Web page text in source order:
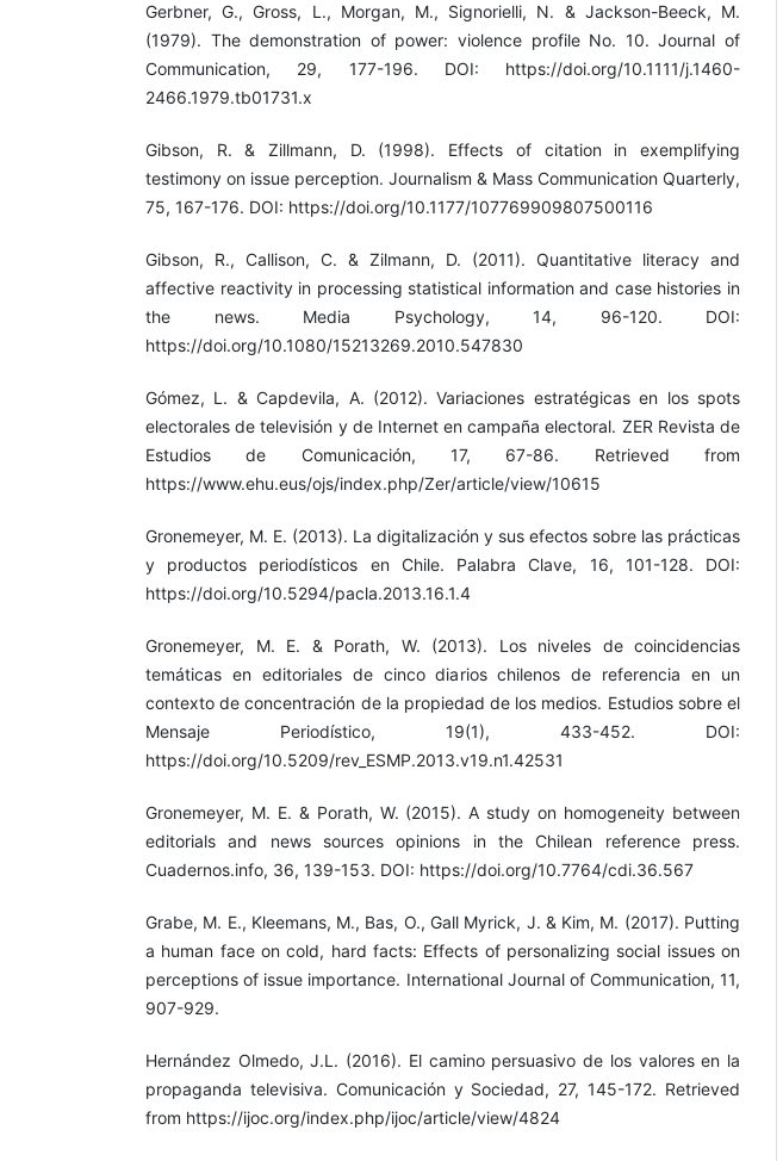
Gerbner, G., Gross, L., Morgan, M., Signorielli, N. & Jackson-Beeck, M.
(1979). The demonstration of power: violence profile No. 10. Journal of
Communication, 29, 177-196. DOI: https://doi.org/10.1111/j.1460-
2466.1979.tb01731.x
Gibson, R. & Zillmann, D. (1998). Effects of citation in exemplifying
testimony on issue perception. Journalism & Mass Communication Quarterly,
75, 167-176. DOI: https://doi.org/10.1177/107769909807500116
Gibson, R., Callison, C. & Zilmann, D. (2011). Quantitative literacy and
affective reactivity in processing statistical information and case histories in
the news. Media Psychology, 14, 96-120. DOI:
https://doi.org/10.1080/15213269.2010.547830
Gómez, L. & Capdevila, A. (2012). Variaciones estratégicas en los spots
electorales de televisión y de Internet en campaña electoral. ZER Revista de
Estudios de Comunicación, 17, 67-86. Retrieved from
https://www.ehu.eus/ojs/index.php/Zer/article/view/10615
Gronemeyer, M. E. (2013). La digitalización y sus efectos sobre las prácticas
y productos periodísticos en Chile. Palabra Clave, 16, 101-128. DOI:
https://doi.org/10.5294/pacla.2013.16.1.4
Gronemeyer, M. E. & Porath, W. (2013). Los niveles de coincidencias
temáticas en editoriales de cinco diarios chilenos de referencia en un
contexto de concentración de la propiedad de los medios. Estudios sobre el
Mensaje Periodístico, 19(1), 433-452. DOI:
https://doi.org/10.5209/rev_ESMP.2013.v19.n1.42531
Gronemeyer, M. E. & Porath, W. (2015). A study on homogeneity between
editorials and news sources opinions in the Chilean reference press.
Cuadernos.info, 36, 139-153. DOI: https://doi.org/10.7764/cdi.36.567
Grabe, M. E., Kleemans, M., Bas, O., Gall Myrick, J. & Kim, M. (2017). Putting
a human face on cold, hard facts: Effects of personalizing social issues on
perceptions of issue importance. International Journal of Communication, 11,
907-929.
Hernández Olmedo, J.L. (2016). El camino persuasivo de los valores en la
propaganda televisiva. Comunicación y Sociedad, 27, 145-172. Retrieved
from https://ijoc.org/index.php/ijoc/article/view/4824